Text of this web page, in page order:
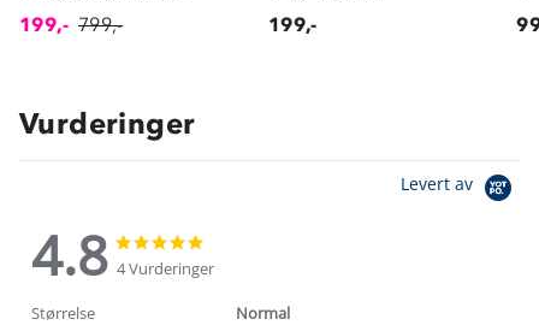
199,- 799,- 199,-
Vurderinger
Levert av
4.8
4.8
star
rating
star
4 Vurderinger
Størrelse Normal